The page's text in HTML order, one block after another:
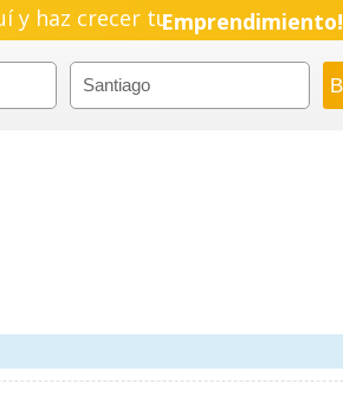
y haz crecer tuEmprendimiento!